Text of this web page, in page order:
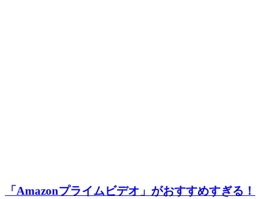
「Amazonプライムビデオ」がおすすめすぎる！